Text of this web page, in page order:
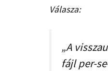
Válasza:
„A
fájl per-